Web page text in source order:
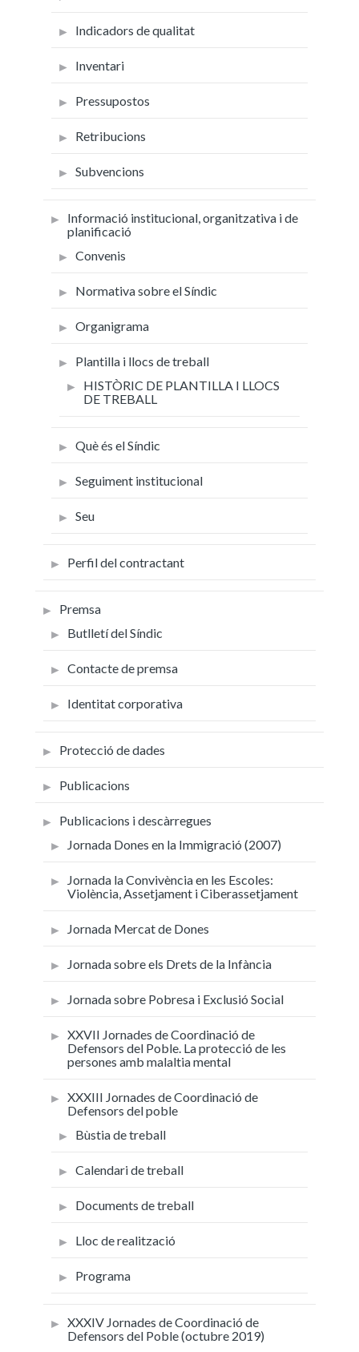
Indicadors de qualitat
Inventari
Pressupostos
Retribucions
Subvencions
Informació institucional, organitzativa i de
planificació
Convenis
Normativa sobre el Síndic
Organigrama
Plantilla i llocs de treball
HISTÒRIC DE PLANTILLA I LLOCS
DE TREBALL
Què és el Síndic
Seguiment institucional
Seu
Perfil del contractant
Premsa
Butlletí del Síndic
Contacte de premsa
Identitat corporativa
Protecció de dades
Publicacions
Publicacions i descàrregues
Jornada Dones en la Immigració (2007)
Jornada la Convivència en les Escoles:
Violència, Assetjament i Ciberassetjament
Jornada Mercat de Dones
Jornada sobre els Drets de la Infància
Jornada sobre Pobresa i Exclusió Social
XXVII Jornades de Coordinació de
Defensors del Poble. La protecció de les
persones amb malaltia mental
XXXIII Jornades de Coordinació de
Defensors del poble
Bùstia de treball
Calendari de treball
Documents de treball
Lloc de realització
Programa
XXXIV Jornades de Coordinació de
Defensors del Poble (octubre 2019)